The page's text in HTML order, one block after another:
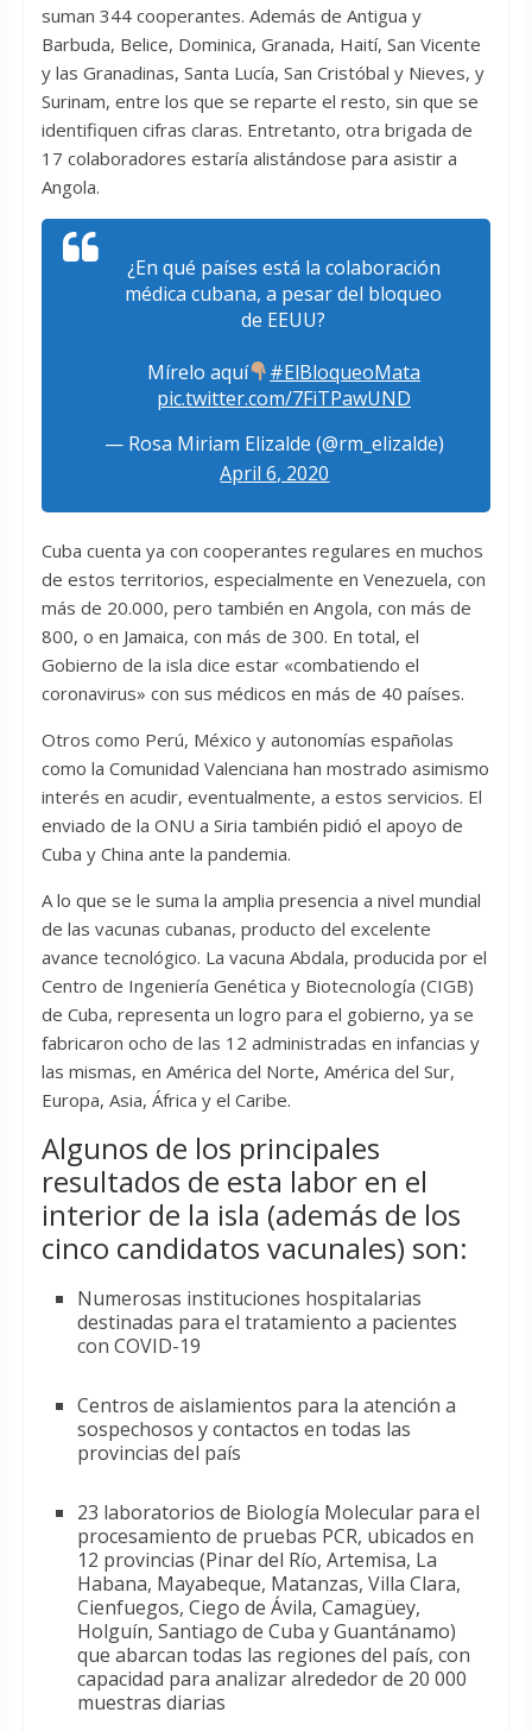
suman 344 cooperantes. Además de Antigua y
Barbuda, Belice, Dominica, Granada, Haití, San Vicente
y las Granadinas, Santa Lucía, San Cristóbal y Nieves, y
Surinam, entre los que se reparte el resto, sin que se
identifiquen cifras claras. Entretanto, otra brigada de
17 colaboradores estaría alistándose para asistir a
Angola.
¿En qué países está la colaboración
médica cubana, a pesar del bloqueo
de EEUU?
Mírelo aquí
#ElBloqueoMata
pic.twitter.com/7FiTPawUND
— Rosa Miriam Elizalde (@rm_elizalde)
April 6, 2020
Cuba cuenta ya con cooperantes regulares en muchos
de estos territorios, especialmente en Venezuela, con
más de 20.000, pero también en Angola, con más de
800, o en Jamaica, con más de 300. En total, el
Gobierno de la isla dice estar «combatiendo el
coronavirus» con sus médicos en más de 40 países.
Otros como Perú, México y autonomías españolas
como la Comunidad Valenciana han mostrado asimismo
interés en acudir, eventualmente, a estos servicios. El
enviado de la ONU a Siria también pidió el apoyo de
Cuba y China ante la pandemia.
A lo que se le suma la amplia presencia a nivel mundial
de las vacunas cubanas, producto del excelente
avance tecnológico. La vacuna Abdala, producida por el
Centro de Ingeniería Genética y Biotecnología (CIGB)
de Cuba, representa un logro para el gobierno, ya se
fabricaron ocho de las 12 administradas en infancias y
las mismas, en América del Norte, América del Sur,
Europa, Asia, África y el Caribe.
Algunos de los principales
resultados de esta labor en el
interior de la isla (además de los
cinco candidatos vacunales) son:
Numerosas instituciones hospitalarias
destinadas para el tratamiento a pacientes
con COVID-19
Centros de aislamientos para la atención a
sospechosos y contactos en todas las
provincias del país
23 laboratorios de Biología Molecular para el
procesamiento de pruebas PCR, ubicados en
12 provincias (Pinar del Río, Artemisa, La
Habana, Mayabeque, Matanzas, Villa Clara,
Cienfuegos, Ciego de Ávila, Camagüey,
Holguín, Santiago de Cuba y Guantánamo)
que abarcan todas las regiones del país, con
capacidad para analizar alrededor de 20 000
muestras diarias